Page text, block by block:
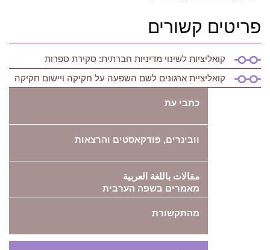
פריטים קשורים
קואליציות לשינוי מדיניות חברתית: סקירת ספרות
קואליציית ארגונים לשם השפעה על חקיקה ויישום חקיקה
כתבי עת
וובינרים, פודקאסטים והרצאות
مقالات باللغة العربية
מאמרים בשפה הערבית
מהתקשורת